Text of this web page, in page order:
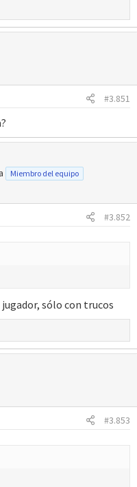
#3.851
Miembro del equipo
#3.852
sólo con trucos
#3.853